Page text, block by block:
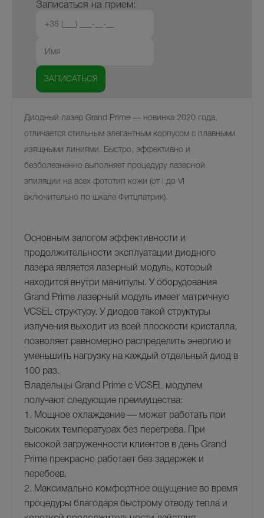
Записаться на прием:
Диодный лазер Grand Prime — новинка 2020 года,
отличается стильным элегантным корпусом с плавными
изящными линиями. Быстро, эффективно и
безболезненно выполняет процедуру лазерной
эпиляции на всех фототип кожи (от I до VI
включительно по шкале Фитцпатрик).
Основным залогом эффективности и
продолжительности эксплуатации диодного
лазера является лазерный модуль, который
находится внутри манипулы. У оборудования
Grand Prime лазерный модуль имеет матричную
VCSEL структуру. У диодов такой структуры
излучения выходит из всей плоскости кристалла,
позволяет равномерно распределить энергию и
уменьшить нагрузку на каждый отдельный диод в
100 раз.
Владельцы Grand Prime с VCSEL модулем
получают следующие преимущества:
1. Мощное охлаждение — может работать при
высоких температурах без перегрева. При
высокой загруженности клиентов в день Grand
Prime прекрасно работает без задержек и
перебоев.
2. Максимально комфортное ощущение во время
процедуры благодаря быстрому отводу тепла и